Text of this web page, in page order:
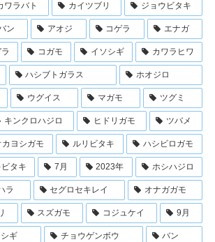
ワラバト カイツブリ ジョウビタキ
ン アオジ コゲラ エナガ
コガモ イソシギ カワラヒワ
ハシブトガラス ホオジロ
ウグイス マガモ ツグミ
キンクロハジロ ヒドリガモ ツバメ
カヨシガモ ルリビタキ ハシビロガモ
ビタキ 7月 2023年 ホシハジロ
ラ セグロセキレイ オナガガモ
スズガモ コジュケイ 9月
ギ チョウゲンボウ バン